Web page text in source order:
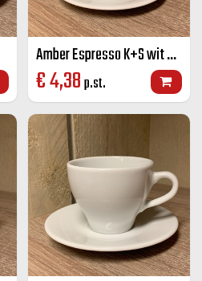
Amber Espresso K+S wit 8 cl
€4,38p.st.